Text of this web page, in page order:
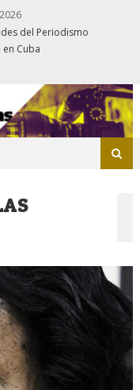
del Periodismo
Cuba